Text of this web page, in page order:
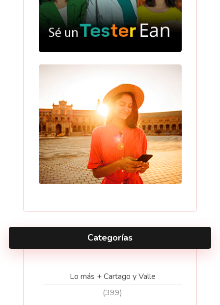
Categorías
Lo más + Cartago y Valle
(399)